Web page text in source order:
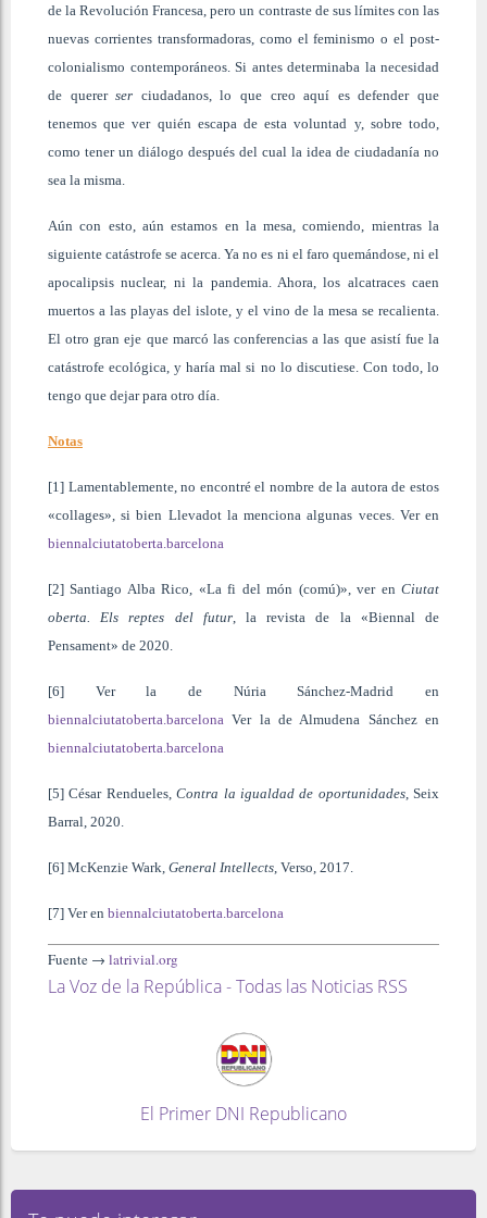
de la Revolución Francesa, pero un contraste de sus límites con las
nuevas corrientes transformadoras, como el feminismo o el post-
colonialismo contemporáneos. Si antes determinaba la necesidad
de quererser ciudadanos, lo que creo aquí es defender que
tenemos que ver quién escapa de esta voluntad y, sobre todo,
como tener un diálogo después del cual la idea de ciudadanía no
sea la misma.
Aún con esto, aún estamos en la mesa, comiendo, mientras la
siguiente catástrofe se acerca. Ya no es ni el faro quemándose, ni el
apocalipsis nuclear, ni la pandemia. Ahora, los alcatraces caen
muertos a las playas del islote, y el vino de la mesa se recalienta.
El otro gran eje que marcó las conferencias a las que asistí fue la
catástrofe ecológica, y haría mal si no lo discutiese. Con todo, lo
tengo que dejar para otro día.
Notas
[1] Lamentablemente, no encontré el nombre de la autora de estos
«collages», si bien Llevadot la menciona algunas veces. Ver en
biennalciutatoberta.barcelona
[2] Santiago Alba Rico, «La fi del món (comú)», ver en Ciutat
oberta. Els reptes del futur, la revista de la «Biennal de
Pensament» de 2020.
[6] Ver la de Núria Sánchez-Madrid en
biennalciutatoberta.barcelona Ver la de Almudena Sánchez en
biennalciutatoberta.barcelona
[5] César Rendueles,Contra la igualdad de oportunidades, Seix
Barral, 2020.
[6] McKenzie Wark, General Intellects , Verso, 2017.
[7] Ver en biennalciutatoberta.barcelona
Fuente → latrivial.org
La Voz de la República - Todas las Noticias RSS
El Primer DNI Republicano